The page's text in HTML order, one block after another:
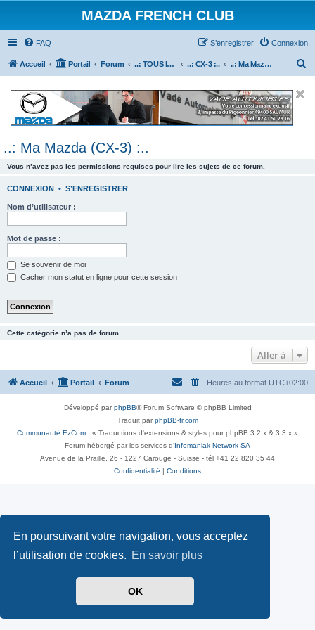
En poursuivant votre navigation, vous acceptez
l’utilisation de cookies. En savoir plus
OK
MAZDA FRENCH CLUB
FAQ Connexion
S’enregistrer
Accueil Portail Forum ..: TOUS les Véhicules MAZDA :.. ..: CX-3 :.. ..: Ma Mazda (CX-3) :..
e
..: Ma Mazda (CX-3) :..
Vous n’avez pas les permissions requises pour lire les sujets de ce forum.
CONNEXION • S’ENREGISTRER
Nom d’utilisateur :
Mot de passe :
Se souvenir de moi
Cacher mon statut en ligne pour cette session
Cette catégorie n’a pas de forum.
Aller à
Accueil Portail Forum Heures au format UTC+02:00
Développé parphpBB® Forum Software © phpBB Limited
Traduit parphpBB-fr.com
Communauté EzCom : « Traductions d'extensions & styles pour phpBB 3.2.x & 3.3.x »
Forum hébergé par les services d’ Infomaniak Network SA
Avenue de la Praille, 26 - 1227 Carouge - Suisse - tél +41 22 820 35 44
Confidentialité
Conditions